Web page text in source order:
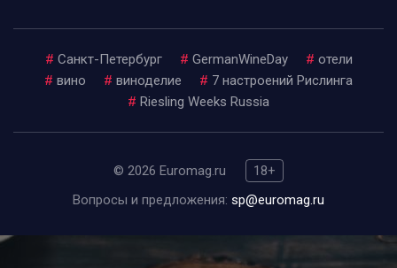
# Санкт-Петербург # GermanWineDay # отели
# вино # виноделие # 7 настроений Рислинга
# Riesling Weeks Russia
© 2026 Euromag.ru
18+
Вопросы и предложения: sp@euromag.ru